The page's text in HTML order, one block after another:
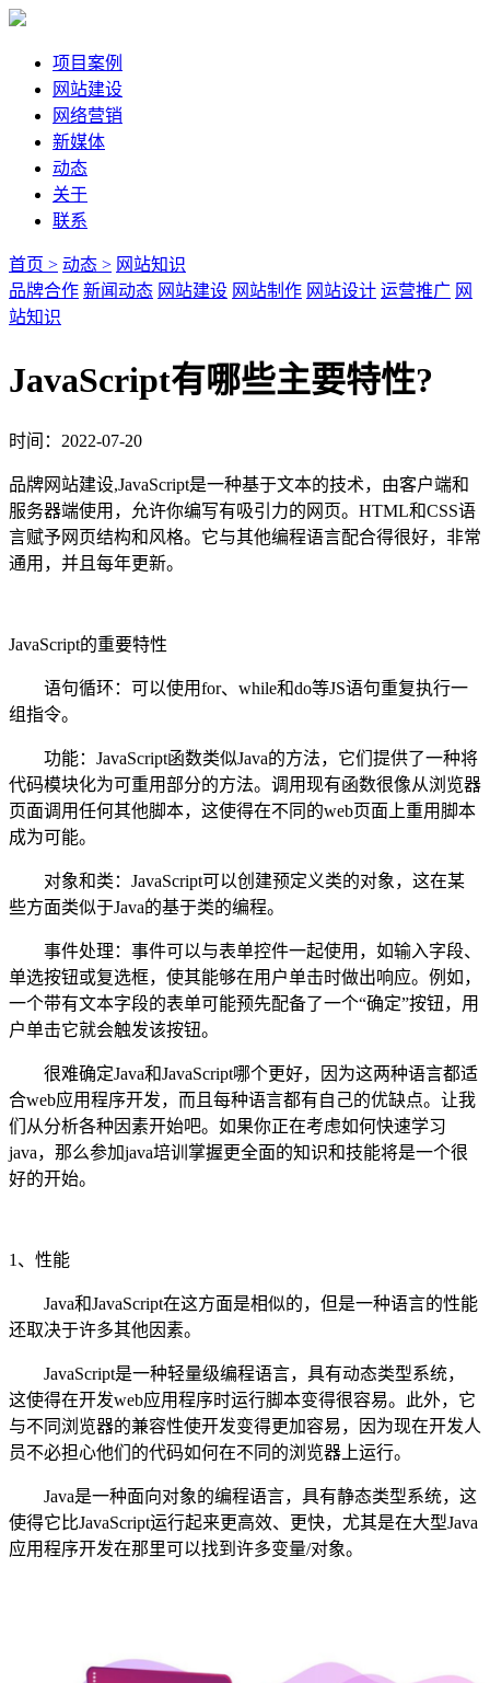
项目案例
网站建设
网络营销
新媒体
动态
关于
联系
首页 > 动态 > 网站知识
品牌合作 新闻动态 网站建设 网站制作 网站设计 运营推广 网
站知识
JavaScript有哪些主要特性?
时间：2022-07-20
品牌网站建设,JavaScript是一种基于文本的技术，由客户端和
服务器端使用，允许你编写有吸引力的网页。HTML和CSS语
言赋予网页结构和风格。它与其他编程语言配合得很好，非常
通用，并且每年更新。
JavaScript的重要特性
语句循环：可以使用for、while和do等JS语句重复执行一
组指令。
功能：JavaScript函数类似Java的方法，它们提供了一种将
代码模块化为可重用部分的方法。调用现有函数很像从浏览器
页面调用任何其他脚本，这使得在不同的web页面上重用脚本
成为可能。
对象和类：JavaScript可以创建预定义类的对象，这在某
些方面类似于Java的基于类的编程。
事件处理：事件可以与表单控件一起使用，如输入字段、
单选按钮或复选框，使其能够在用户单击时做出响应。例如，
一个带有文本字段的表单可能预先配备了一个“确定”按钮，用
户单击它就会触发该按钮。
很难确定Java和JavaScript哪个更好，因为这两种语言都适
合web应用程序开发，而且每种语言都有自己的优缺点。让我
们从分析各种因素开始吧。如果你正在考虑如何快速学习
java，那么参加java培训掌握更全面的知识和技能将是一个很
好的开始。
1、性能
Java和JavaScript在这方面是相似的，但是一种语言的性能
还取决于许多其他因素。
JavaScript是一种轻量级编程语言，具有动态类型系统，
这使得在开发web应用程序时运行脚本变得很容易。此外，它
与不同浏览器的兼容性使开发变得更加容易，因为现在开发人
员不必担心他们的代码如何在不同的浏览器上运行。
Java是一种面向对象的编程语言，具有静态类型系统，这
使得它比JavaScript运行起来更高效、更快，尤其是在大型Java
应用程序开发在那里可以找到许多变量/对象。